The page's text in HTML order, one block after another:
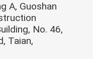
A, Guoshan
No. 46,
Taian,